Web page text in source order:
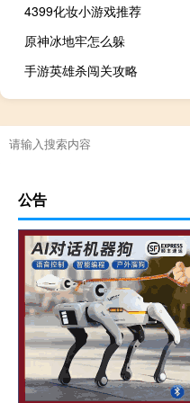
4399化妆小游戏推荐
原神冰地牢怎么躲
手游英雄杀闯关攻略
公告